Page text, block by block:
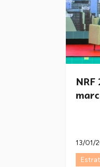
13/01/